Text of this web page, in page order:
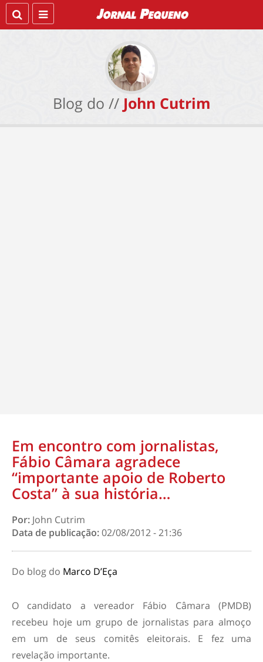
Blog do // John Cutrim
Em encontro com jornalistas,
Fábio Câmara agradece
“importante apoio de Roberto
Costa” à sua história…
Por: John Cutrim
Data de publicação:02/08/2012 - 21:36
Do blog do Marco D’Eça
O candidato a vereador Fábio Câmara (PMDB)
recebeu hoje um grupo de jornalistas para almoço
em um de seus comitês eleitorais. E fez uma
revelação importante.